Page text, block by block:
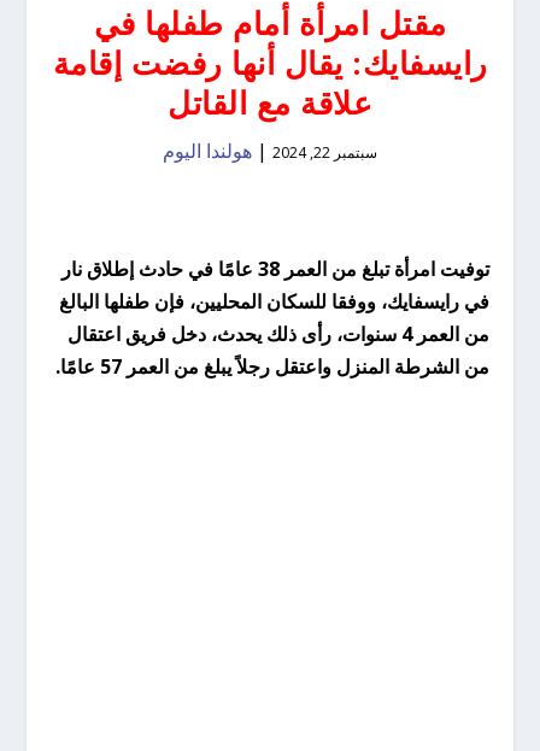
مقتل امرأة أمام طفلها في
رايسفايك: يقال أنها رفضت إقامة
علاقة مع القاتل
سبتمبر 22, 2024 | هولندا اليوم
توفيت امرأة تبلغ من العمر 38 عامًا في حادث إطلاق نار
في رايسفايك، ووفقا للسكان المحليين، فإن طفلها البالغ
من العمر 4 سنوات، رأى ذلك يحدث، دخل فريق اعتقال
من الشرطة المنزل واعتقل رجلاً يبلغ من العمر 57 عامًا.